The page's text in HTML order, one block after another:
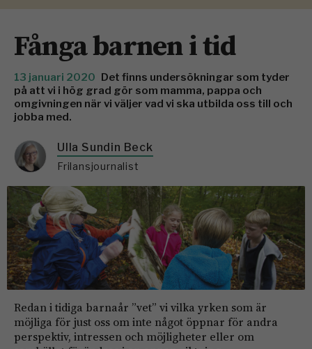
Fånga barnen i tid
13 januari 2020 Det finns undersökningar som tyder
på att vi i hög grad gör som mamma, pappa och
omgivningen när vi väljer vad vi ska utbilda oss till och
jobba med.
Ulla Sundin Beck
Frilansjournalist
Redan i tidiga barnaår ”vet” vi vilka yrken som är
möjliga för just oss om inte något öppnar för andra
perspektiv, intressen och möjligheter eller om